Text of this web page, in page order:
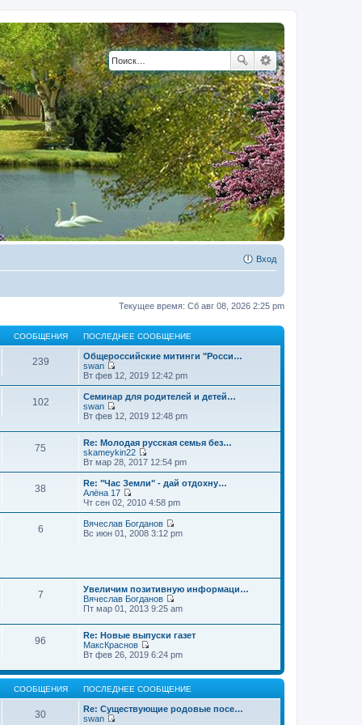
Вход
Текущее время: Сб авг 08, 2026 2:25 pm
СООБЩЕНИЯ ПОСЛЕДНЕЕ СООБЩЕНИЕ
239
Общероссийские митинги "Росси…
swan
П
е
р
е
й
т
и
к
п
о
с
л
е
д
м
у
б
щ
е
н
ю
Вт фев 12, 2019 12:42 pm
102
Семинар для родителей и детей…
swan
П
р
е
й
т
и
к
п
о
с
л
е
у
с
о
о
щ
е
н
и
Вт фев 12, 2019 12:48 pm
75
Re: Молодая русская семья без…
skameykin22
П
е
р
е
й
к
п
е
д
н
е
у
с
о
о
щ
н
ю
Вт мар 28, 2017 12:54 pm
38
Re: "Час Земли" - дай отдохну…
Алёна 17
П
е
р
е
й
п
о
с
л
д
н
е
м
с
о
о
щ
Чт сен 02, 2010 4:58 pm
6
Вячеслав Богданов
П
т
и
п
л
д
е
м
у
с
Вс июн 01, 2008 3:12 pm
7
Увеличим позитивную информаци…
Вячеслав Богданов
П
р
е
т
к
п
о
л
Пт мар 01, 2013 9:25 am
96
Re: Новые выпуски газет
МаксКраснов
П
р
е
й
т
и
Вт фев 26, 2019 6:24 pm
СООБЩЕНИЯ ПОСЛЕДНЕЕ СООБЩЕНИЕ
30
Re: Существующие родовые посе…
swan